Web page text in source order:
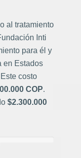
al tratamiento
Inti
para él y
en Estados
costo
COP.
$2.300.000